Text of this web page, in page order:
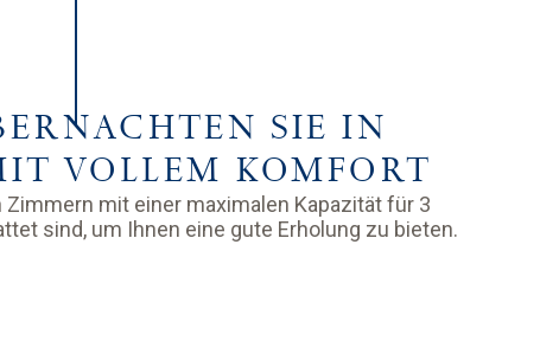
SIE IN
VOLLEM KOMFORT
mit einer maximalen Kapazität für 3
sind, um Ihnen eine gute Erholung zu bieten.